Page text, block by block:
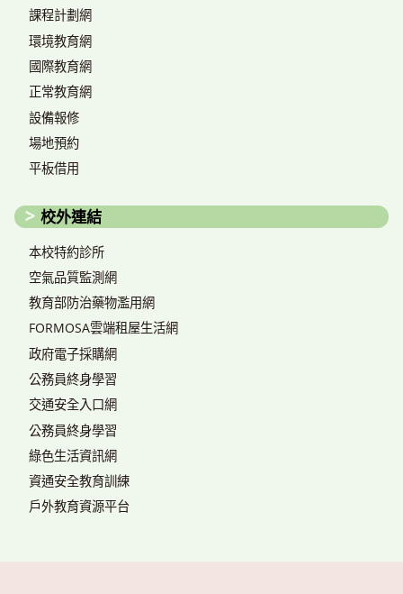
課程計劃網
環境教育網
國際教育網
正常教育網
設備報修
場地預約
平板借用
校外連結
本校特約診所
空氣品質監測網
教育部防治藥物濫用網
FORMOSA雲端租屋生活網
政府電子採購網
公務員終身學習
交通安全入口網
公務員終身學習
綠色生活資訊網
資通安全教育訓練
戶外教育資源平台